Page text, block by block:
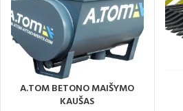
A.TOM BETONO MAIŠYMO
KAUŠAS